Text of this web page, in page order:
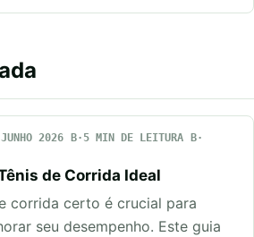
2026
5 MIN DE LEITURA
de Corrida Ideal
corrida certo é crucial para
seu desempenho. Este guia